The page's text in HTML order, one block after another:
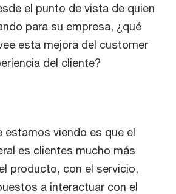
el punto de vista de quien
para su empresa, ¿qué
esta mejora del customer
del cliente?
estamos viendo es que el
es clientes mucho más
producto, con el servicio,
a interactuar con el